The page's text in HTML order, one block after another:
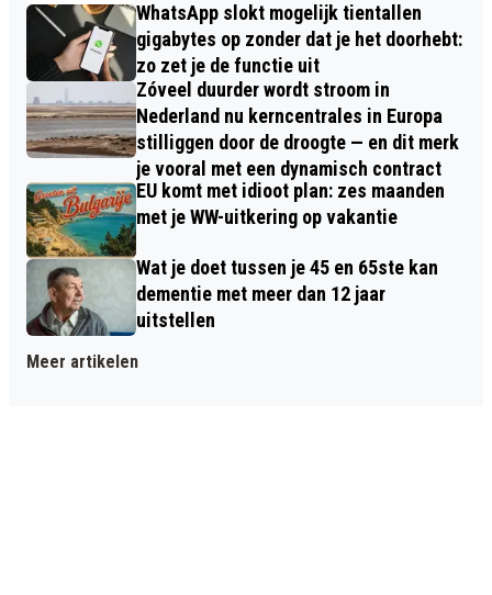
WhatsApp slokt mogelijk tientallen
gigabytes op zonder dat je het doorhebt:
zo zet je de functie uit
Zóveel duurder wordt stroom in
Nederland nu kerncentrales in Europa
stilliggen door de droogte — en dit merk
je vooral met een dynamisch contract
EU komt met idioot plan: zes maanden
met je WW-uitkering op vakantie
Wat je doet tussen je 45 en 65ste kan
dementie met meer dan 12 jaar
uitstellen
Meer artikelen